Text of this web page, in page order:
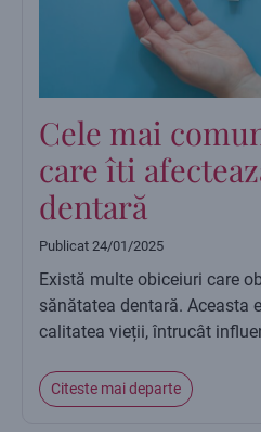
Cele mai
care îti
dentară
Publicat 24/01/2025
Există multe obiceiuri care
sănătatea dentară. Aceasta
calitatea vieții, întrucât
Citeste mai departe